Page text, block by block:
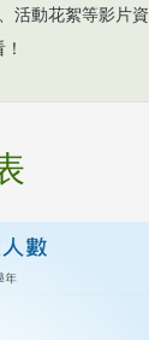
活動花絮等影片資